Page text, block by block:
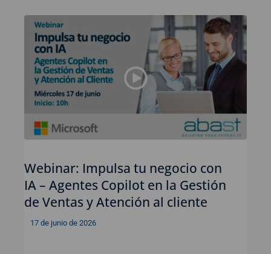
Webinar: Impulsa tu negocio con
IA – Agentes Copilot en la Gestión
de Ventas y Atención al cliente
17 de junio de 2026